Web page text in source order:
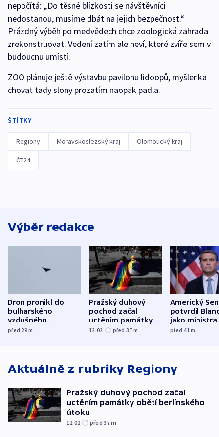
nepočítá: „Do těsné blízkosti se návštěvníci
nedostanou, musíme dbát na jejich bezpečnost.“
Prázdný výběh po medvědech chce zoologická zahrada
zrekonstruovat. Vedení zatím ale neví, které zvíře sem v
budoucnu umístí.
ZOO plánuje ještě výstavbu pavilonu lidoopů, myšlenka
chovat tady slony prozatím naopak padla.
ŠTÍTKY
Regiony Moravskoslezský kraj Olomoucký kraj
ČT24
Výběr redakce
Dron pronikl do
bulharského
vzdušného
prostoru,
před 29m
Pražský duhový
pochod začal
uctěním památky
obětí berlínského
12:02 před 37 m
Americký
potvrdil
jako ministra
před 41m
Aktuálně z rubriky Regiony
Pražský duhový pochod začal
uctěním památky obětí berlínského
útoku
12:02 před 37 m